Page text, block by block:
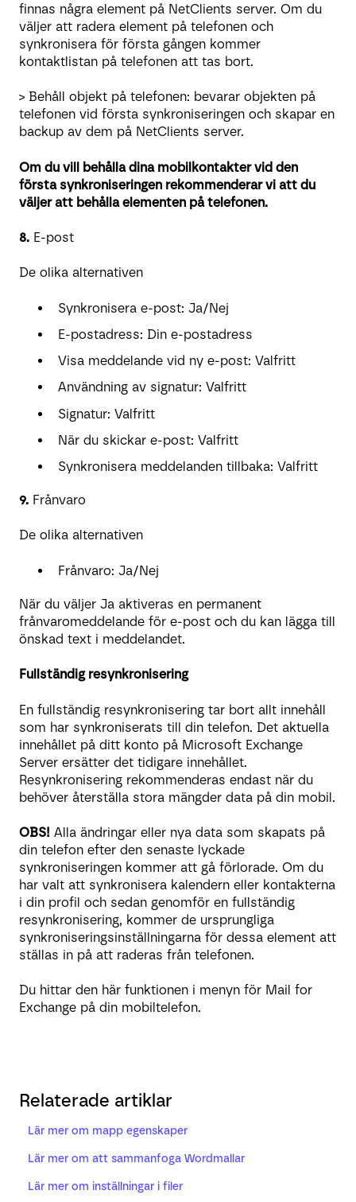
finnas några element på NetClients server. Om du
väljer att radera element på telefonen och
synkronisera för första gången kommer
kontaktlistan på telefonen att tas bort.
> Behåll objekt på telefonen: bevarar objekten på
telefonen vid första synkroniseringen och skapar en
backup av dem på NetClients server.
Om du vill behålla dina mobilkontakter vid den
första synkroniseringen rekommenderar vi att du
väljer att behålla elementen på telefonen.
8. E-post
De olika alternativen
Synkronisera e-post: Ja/Nej
E-postadress: Din e-postadress
Visa meddelande vid ny e-post: Valfritt
Användning av signatur: Valfritt
Signatur: Valfritt
När du skickar e-post: Valfritt
Synkronisera meddelanden tillbaka: Valfritt
9. Frånvaro
De olika alternativen
Frånvaro: Ja/Nej
När du väljer Ja aktiveras en permanent
frånvaromeddelande för e-post och du kan lägga till
önskad text i meddelandet.
Fullständig resynkronisering
En fullständig resynkronisering tar bort allt innehåll
som har synkroniserats till din telefon. Det aktuella
innehållet på ditt konto på Microsoft Exchange
Server ersätter det tidigare innehållet.
Resynkronisering rekommenderas endast när du
behöver återställa stora mängder data på din mobil.
OBS! Alla ändringar eller nya data som skapats på
din telefon efter den senaste lyckade
synkroniseringen kommer att gå förlorade. Om du
har valt att synkronisera kalendern eller kontakterna
i din profil och sedan genomför en fullständig
resynkronisering, kommer de ursprungliga
synkroniseringsinställningarna för dessa element att
ställas in på att raderas från telefonen.
Du hittar den här funktionen i menyn för Mail for
Exchange på din mobiltelefon.
Relaterade artiklar
Lär mer om mapp egenskaper
Lär mer om att sammanfoga Wordmallar
Lär mer om inställningar i filer